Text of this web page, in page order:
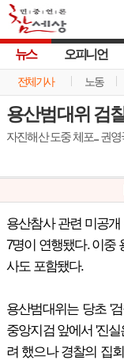
뉴스
전체기사 노동
오피니언
용산범대위 검
자진해산 도중 체포... 권
용산참사 관련 미공
7명이 연행됐다. 이중
사도 포함됐다.
용산범대위는 당초 '
중앙지검 앞에서 '진
려 했으나 경찰의 집